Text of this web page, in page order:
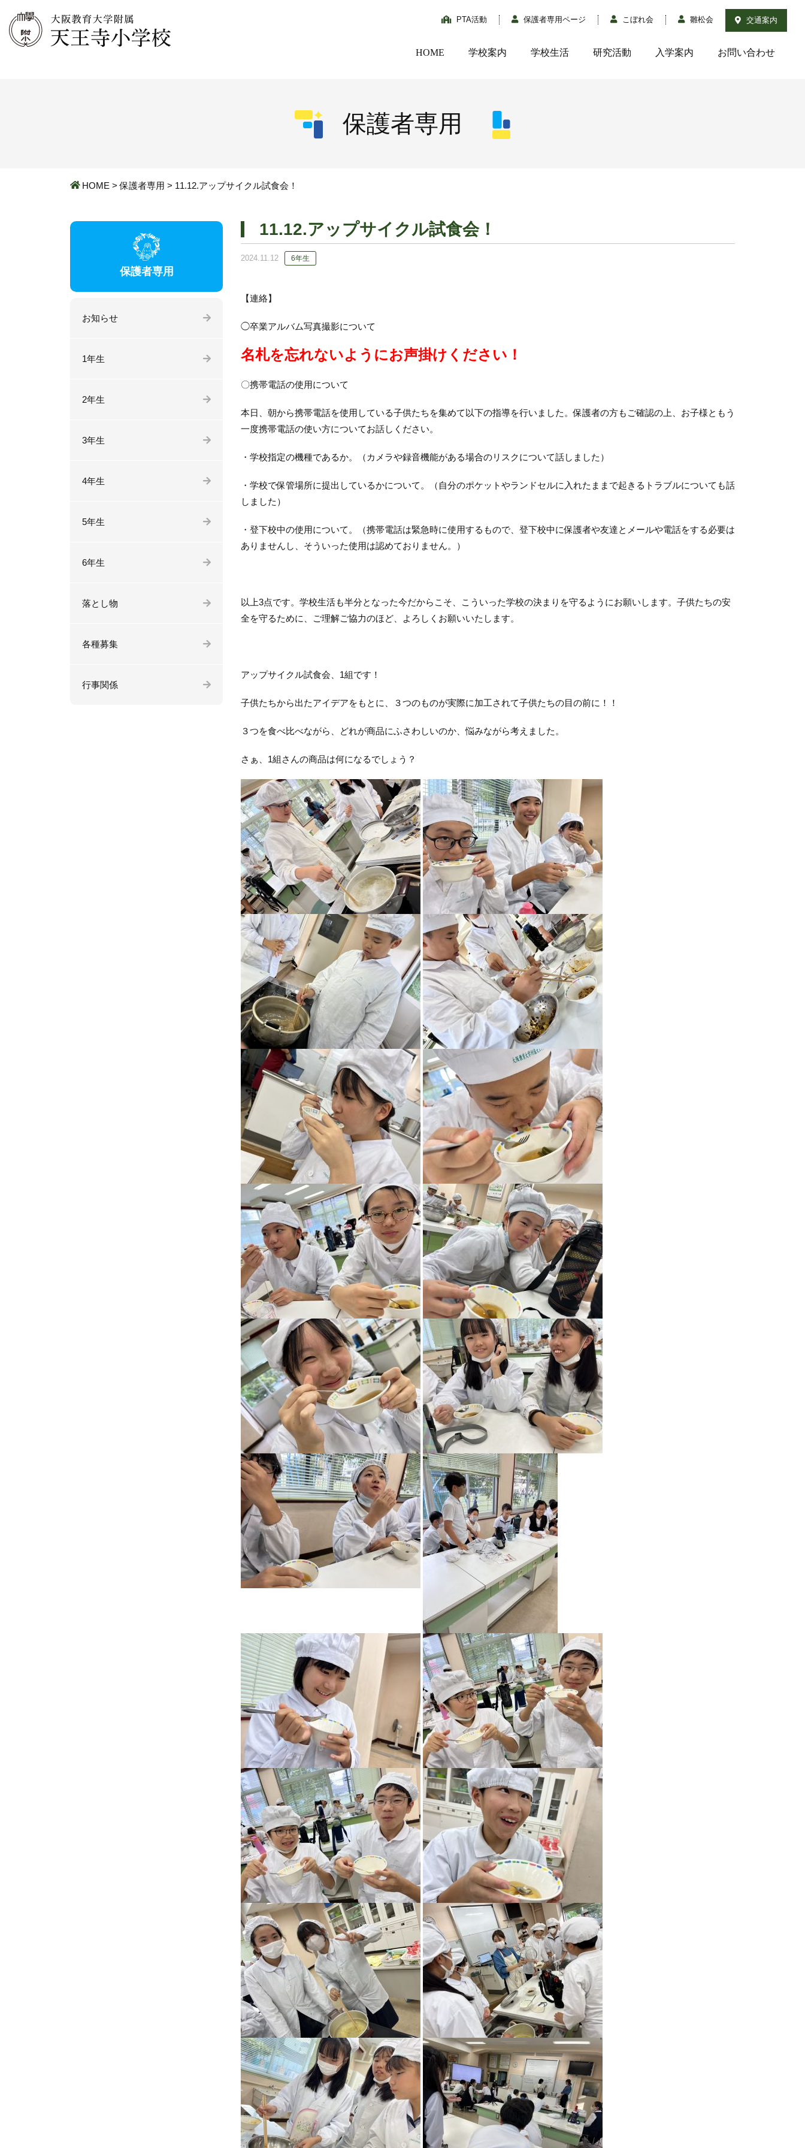
PTA活動 保護者専用ページ こぼれ会 雛松会 交通案内
HOME 学校案内 学校生活 研究活動 入学案内 お問い合わせ
保護者専用
HOME > 保護者専用 > 11.12.アップサイクル試食会！
11.12.アップサイクル試食会！
2024.11.12 6年生
【連絡】
◯卒業アルバム写真撮影について
名札を忘れないようにお声掛けください！
〇携帯電話の使用について
本日、朝から携帯電話を使用している子供たちを集めて以下の指導を行いました。保護者の方もご確認の上、お子様ともう
一度携帯電話の使い方についてお話しください。
・学校指定の機種であるか。（カメラや録音機能がある場合のリスクについて話しました）
・学校で保管場所に提出しているかについて。（自分のポケットやランドセルに入れたままで起きるトラブルについても話
しました）
・登下校中の使用について。（携帯電話は緊急時に使用するもので、登下校中に保護者や友達とメールや電話をする必要は
ありませんし、そういった使用は認めておりません。）
以上3点です。学校生活も半分となった今だからこそ、こういった学校の決まりを守るようにお願いします。子供たちの安
全を守るために、ご理解ご協力のほど、よろしくお願いいたします。
アップサイクル試食会、1組です！
子供たちから出たアイデアをもとに、３つのものが実際に加工されて子供たちの目の前に！！
３つを食べ比べながら、どれが商品にふさわしいのか、悩みながら考えました。
さぁ、1組さんの商品は何になるでしょう？
保護者専用
お知らせ
1年生
2年生
3年生
4年生
5年生
6年生
落とし物
各種募集
行事関係